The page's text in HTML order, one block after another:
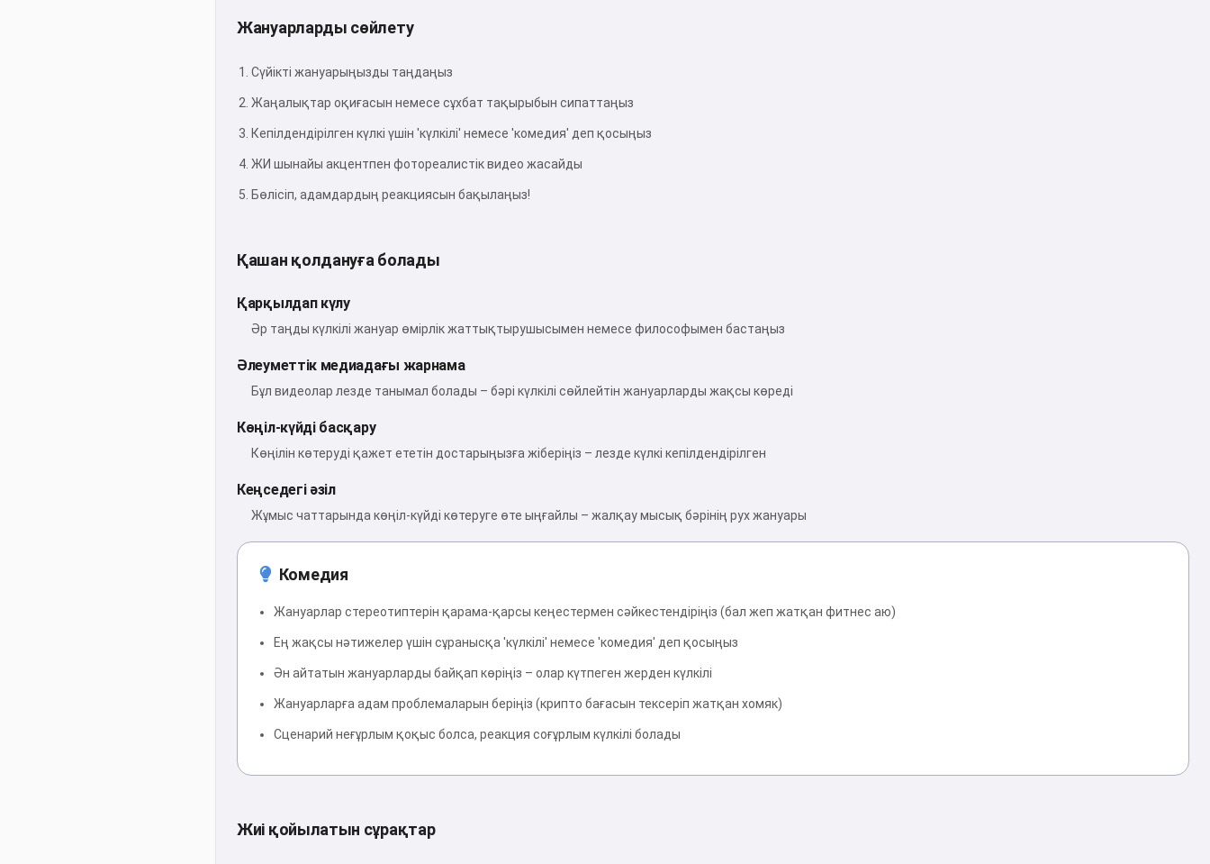
Жануарларды сөйлету
Сүйікті жануарыңызды таңдаңыз
Жаңалықтар оқиғасын немесе сұхбат тақырыбын сипаттаңыз
Кепілдендірілген күлкі үшін 'күлкілі' немесе 'комедия' деп қосыңыз
ЖИ шынайы акцентпен фотореалистік видео жасайды
Бөлісіп, адамдардың реакциясын бақылаңыз!
Қашан қолдануға болады
Қарқылдап күлу
Әр таңды күлкілі жануар өмірлік жаттықтырушысымен немесе философымен бастаңыз
Әлеуметтік медиадағы жарнама
Бұл видеолар лезде танымал болады – бәрі күлкілі сөйлейтін жануарларды жақсы көреді
Көңіл-күйді басқару
Көңілін көтеруді қажет ететін достарыңызға жіберіңіз – лезде күлкі кепілдендірілген
Кеңседегі әзіл
Жұмыс чаттарында көңіл-күйді көтеруге өте ыңғайлы – жалқау мысық бәрінің рух жануары
Комедия
Жануарлар стереотиптерін қарама-қарсы кеңестермен сәйкестендіріңіз (бал жеп жатқан фитнес аю)
Ең жақсы нәтижелер үшін сұранысқа 'күлкілі' немесе 'комедия' деп қосыңыз
Ән айтатын жануарларды байқап көріңіз – олар күтпеген жерден күлкілі
Жануарларға адам проблемаларын беріңіз (крипто бағасын тексеріп жатқан хомяк)
Сценарий неғұрлым қоқыс болса, реакция соғұрлым күлкілі болады
Жиі қойылатын сұрақтар